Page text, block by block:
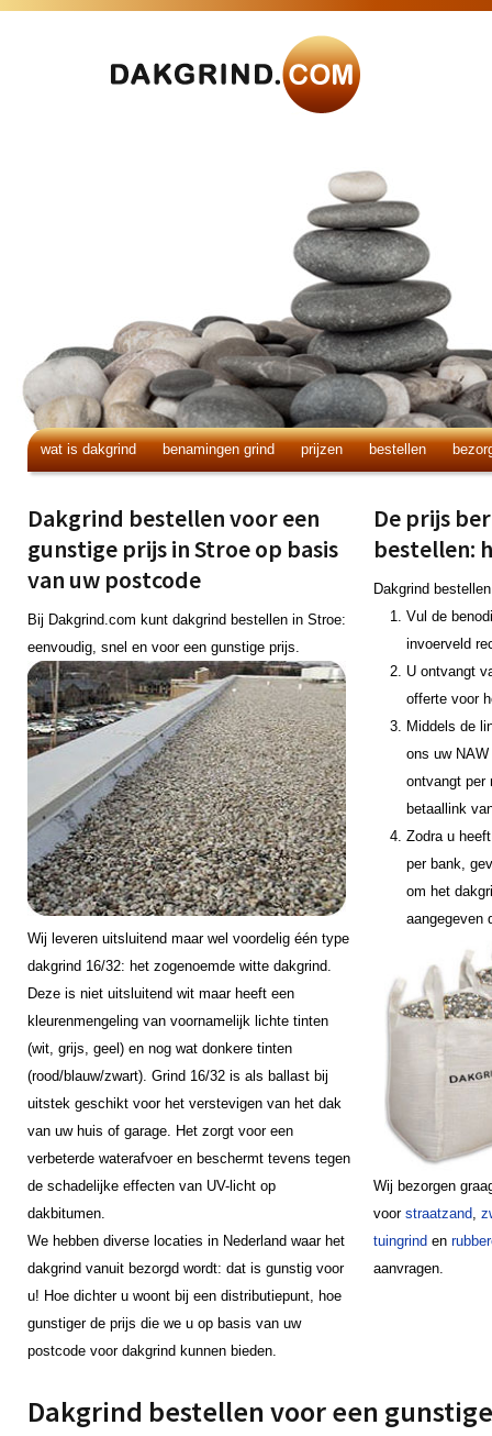
wat is dakgrind benamingen grind prijzen bestellen
Dakgrind bestellen voor een
gunstige prijs in Stroe op basis
van uw postcode
Bij Dakgrind.com kunt dakgrind bestellen in Stroe:
eenvoudig, snel en voor een gunstige prijs.
Wij leveren uitsluitend maar wel voordelig één type
dakgrind 16/32: het zogenoemde witte dakgrind.
Deze is niet uitsluitend wit maar heeft een
kleurenmengeling van voornamelijk lichte tinten
(wit, grijs, geel) en nog wat donkere tinten
(rood/blauw/zwart). Grind 16/32 is als ballast bij
uitstek geschikt voor het verstevigen van het dak
van uw huis of garage. Het zorgt voor een
verbeterde waterafvoer en beschermt tevens tegen
de schadelijke effecten van UV-licht op
dakbitumen.
We hebben diverse locaties in Nederland waar het
dakgrind vanuit bezorgd wordt: dat is gunstig voor
u! Hoe dichter u woont bij een distributiepunt, hoe
gunstiger de prijs die we u op basis van uw
postcode voor dakgrind kunnen bieden.
De prijs
bestellen:
Dakgrind
Vul de
invoerveld
U ontvangt
offerte voor
Middels de
ons uw
ontvangt per
betaallink
Zodra u
per bank,
om het
aangegeven
Wij bezorgen
voor straatzand,
tuingrind en
aanvragen.
Dakgrind bestellen voor een